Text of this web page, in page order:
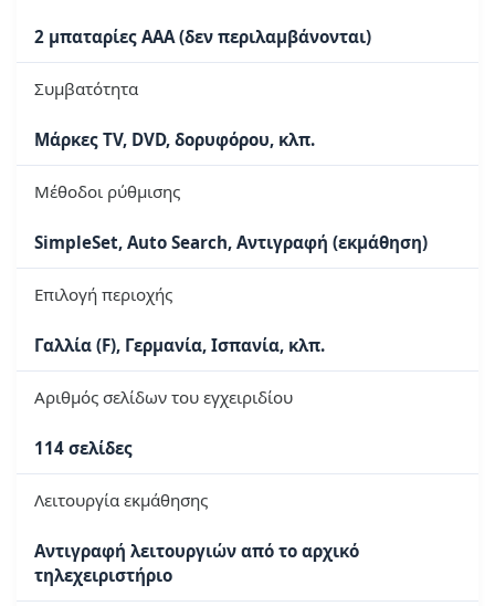
2 μπαταρίες AAA (δεν περιλαμβάνονται)
Συμβατότητα
Μάρκες TV, DVD, δορυφόρου, κλπ.
Μέθοδοι ρύθμισης
SimpleSet, Auto Search, Αντιγραφή (εκμάθηση)
Επιλογή περιοχής
Γαλλία (F), Γερμανία, Ισπανία, κλπ.
Αριθμός σελίδων του εγχειριδίου
114 σελίδες
Λειτουργία εκμάθησης
Αντιγραφή λειτουργιών από το αρχικό
τηλεχειριστήριο